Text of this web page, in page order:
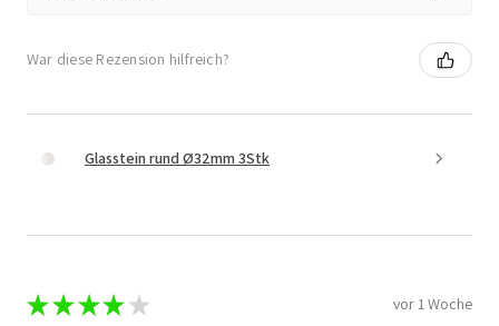
War diese Rezension hilfreich?
Glasstein rund Ø32mm 3Stk
★★ ★★ ★ vor 1 Woche